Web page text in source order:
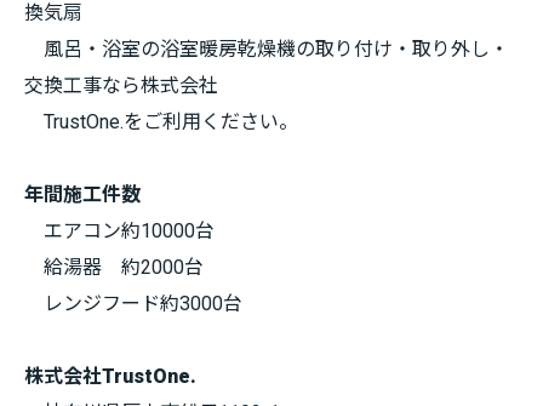
換気扇
風呂・浴室の浴室暖房乾燥機の取り付け・取り外し・
交換工事なら株式会社
TrustOne.をご利用ください。
年間施工件数
エアコン約10000台
給湯器 約2000台
レンジフード約3000台
株式会社TrustOne.